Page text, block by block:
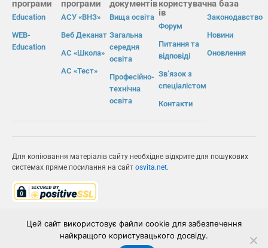
програми
Education
WEB-
Education
програми
АСУ «ВНЗ»
Веб Деканат
АС «Школа»
АС «Тест»
документів
Вища освіта
Загальна
середня
освіта
Професійно-
технічна
освіта
користувач
ів
Форум
Питання та
відповіді
Зв’язок з
спеціалістом
Контакти
на база
Законодавство
Новини
Оновлення
Для копіювання матеріалів сайту необхідне відкрите для пошукових
системах пряме посилання на сайт osvita.net.
ІВС «ОСВІТА»
Цей сайт використовує файли cookie для забезпечення
найкращого користувацького досвіду.